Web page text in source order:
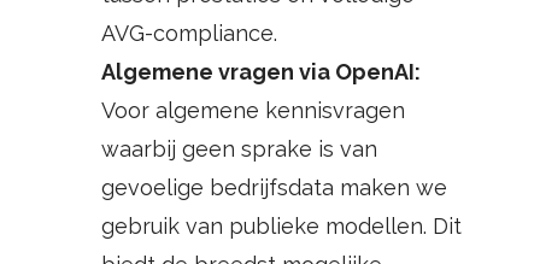
AVG-compliance.
Algemene vragen via OpenAI:
Voor algemene kennisvragen
waarbij geen sprake is van
gevoelige bedrijfsdata maken we
gebruik van publieke modellen. Dit